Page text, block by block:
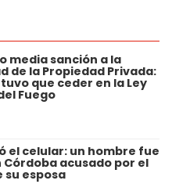
media sanción a la
de la Propiedad Privada:
que ceder en la Ley
Fuego
el celular: un hombre fue
acusado por el
su esposa